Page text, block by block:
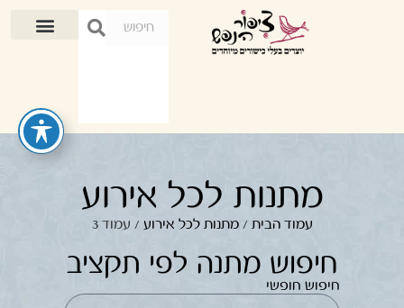
מתנות לכל אירוע
עמוד הבית /מתנות לכל אירוע / עמוד 3
חיפוש מתנה לפי תקציב
חיפוש חופשי